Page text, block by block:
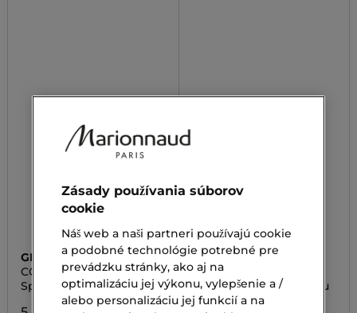
GRACE COLE
COCONUT & LIME BATH
& SHOWER GEL
Sprchovací gél
SOMERSET
BODY SCRUB BRUSH
SET
Sada telového peelingu
a masážnej kefy
Zásady používania súborov
cookie
Náš web a naši partneri používajú cookie
a podobné technológie potrebné pre
prevádzku stránky, ako aj na
optimalizáciu jej výkonu, vylepšenie a /
alebo personalizáciu jej funkcií a na